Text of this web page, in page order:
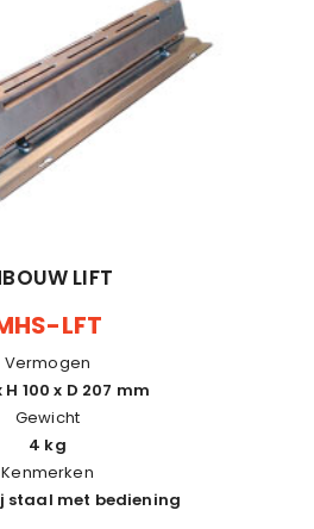
LIFT
LFT
Vermogen
H 100 x D 207 mm
Gewicht
4 kg
Kenmerken
staal met bediening